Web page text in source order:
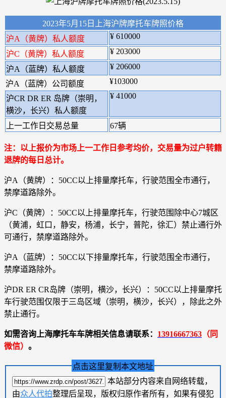
2023年5月15日上海沪牌摩托车牌照价格
沪A（黄牌）私人额度
¥ 610000
沪C（黄牌）私人额度 ¥ 203000
沪A（蓝牌）私人额度
¥ 206000
沪A（蓝牌）公司额度
¥103000
沪CR DR ER 岛牌（崇明，
横沙，长兴）私人额度
¥ 41000
上一工作日交易总量 67辆
注：以上报价为市场上一工作日参考均价，交易量为过户转籍
退牌的每日总计。
沪A（黄牌）：50CC以上排量摩托车，行驶范围全市通行，
禁摩道路除外。
沪C（黄牌）：50CC以上排量摩托车，行驶范围除中心7城区
（黄浦，虹口，静安，杨浦，长宁，普陀，徐汇）禁止通行外
可通行，禁摩道路除外。
沪A（蓝牌）：50CC以下排量摩托车，行驶范围全市通行，
禁摩道路除外。
沪DR ER CR岛牌（崇明，横沙，长兴）：50CC以上排量摩托
车行驶范围仅限于三岛区域（崇明，横沙，长兴），除此之外
禁止通行。
如需咨询上海摩托车车牌相关信息请联系： 13916667363 （同
微信） 。
点击这里复制本文地址
本站部分内容来自网络转载，
由众人代拍整理后呈现，版权归原作者所有，如果有侵犯